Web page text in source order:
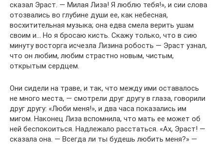
сказал Эраст. — Милая Лиза! Я люблю тебя!», и сии слова
отозвались во глубине души ее, как небесная,
восхитительная музыка; она едва смела верить ушам
своим и… Но я бросаю кисть. Скажу только, что в сию
минуту восторга исчезла Лизина робость — Эраст узнал,
что он любим, любим страстно новым, чистым,
открытым сердцем.
Они сидели на траве, и так, что между ими оставалось
не много места, — смотрели друг другу в глаза, говорили
друг другу: «Люби меня!», и два часа показались им
мигом. Наконец Лиза вспомнила, что мать ее может об
ней беспокоиться. Надлежало расстаться. «Ах, Эраст! —
сказала она. — Всегда ли ты будешь любить меня?» —